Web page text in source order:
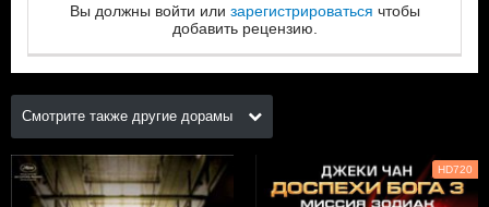
Вы должны войти или зарегистрироваться чтобы
добавить рецензию.
Смотрите также другие дорамы
HD720